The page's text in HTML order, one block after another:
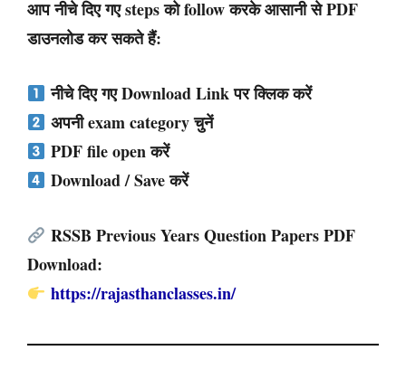
आप नीचे दिए गए steps को follow करके आसानी से PDF
डाउनलोड कर सकते हैं:
नीचे दिए गएDownload Linkपर क्लिक करें
अपनी exam category चुनें
PDF file open करें
Download / Save करें
RSSB Previous Years Question Papers PDF
Download:
https://rajasthanclasses.in/